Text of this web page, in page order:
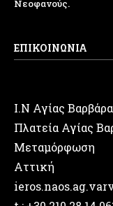
Νεοφανούς.
ΕΠΙΚΟΙΝΩΝΙΑ
Ι.Ν Αγίας
Πλατεία Αγίας
Μεταμόρφωση
Αττική